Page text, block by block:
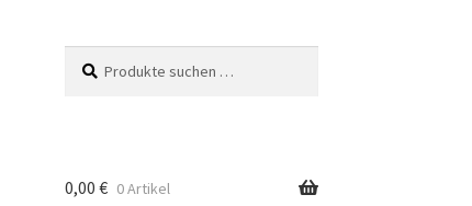
nach:
0,00 € 0 Artikel